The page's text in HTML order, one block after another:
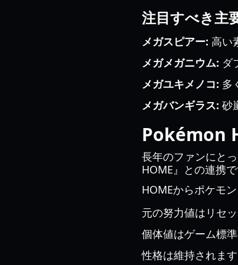
注目すべき主
メガスピアー: 高い
メガメガニウム: ダ
メガユキメノコ: 多
メガバンギラス: 砂
Pokémon
長年のファンにとっ
HOME』との連携
HOMEからポケモ
元の努力値はリセ
個体値はゲーム標
性格は維持されま